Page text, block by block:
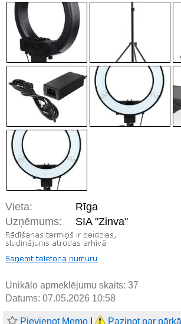
Vieta:
Rīga
Uzņēmums:
SIA "Zinva"
Unikālo apmeklējumu skaits: 37
Datums: 07.05.2026 10:58
Pievienot Memo Paziņot par